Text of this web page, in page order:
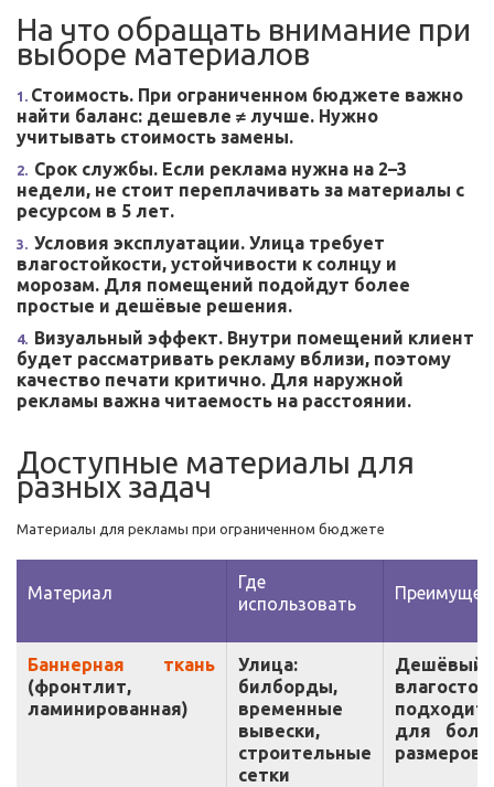
На что обращать внимание при
выборе материалов
Стоимость. При ограниченном бюджете важно
найти баланс: дешевле ≠ лучше. Нужно
учитывать стоимость замены.
Срок службы. Если реклама нужна на 2–3
недели, не стоит переплачивать за материалы с
ресурсом в 5 лет.
Условия эксплуатации. Улица требует
влагостойкости, устойчивости к солнцу и
морозам. Для помещений подойдут более
простые и дешёвые решения.
Визуальный эффект. Внутри помещений клиент
будет рассматривать рекламу вблизи, поэтому
качество печати критично. Для наружной
рекламы важна читаемость на расстоянии.
Доступные материалы для
разных задач
Материалы для рекламы при ограниченном бюджете
Материал
Где
использовать
Баннерная ткань
(фронтлит,
ламинированная)
Улица:
билборды,
временные
вывески,
строительные
сетки
Дешёвый,
подходит
для
размеров